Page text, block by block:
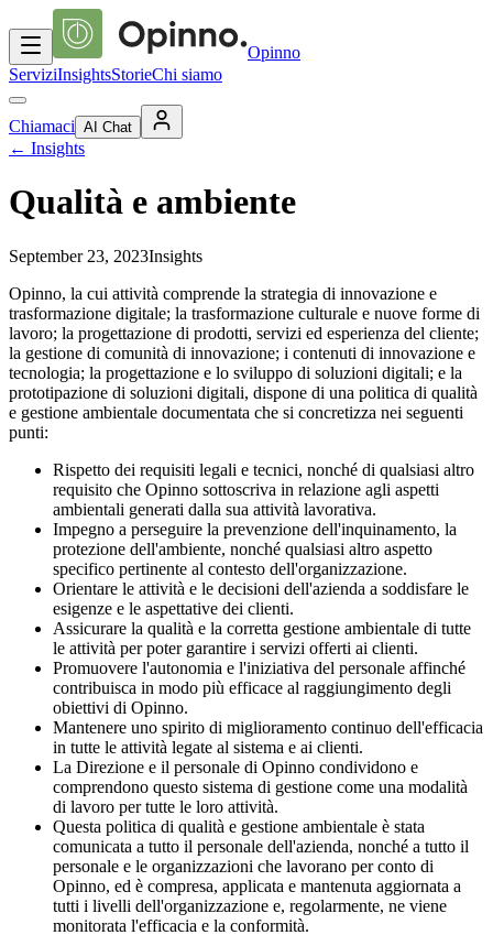
Opinno
ServiziInsightsStorieChi siamo
Chiamaci AI Chat
← Insights
Qualità e ambiente
September 23, 2023Insights
Opinno, la cui attività comprende la strategia di innovazione e
trasformazione digitale; la trasformazione culturale e nuove forme di
lavoro; la progettazione di prodotti, servizi ed esperienza del cliente;
la gestione di comunità di innovazione; i contenuti di innovazione e
tecnologia; la progettazione e lo sviluppo di soluzioni digitali; e la
prototipazione di soluzioni digitali, dispone di una politica di qualità
e gestione ambientale documentata che si concretizza nei seguenti
punti:
Rispetto dei requisiti legali e tecnici, nonché di qualsiasi altro
requisito che Opinno sottoscriva in relazione agli aspetti
ambientali generati dalla sua attività lavorativa.
Impegno a perseguire la prevenzione dell'inquinamento, la
protezione dell'ambiente, nonché qualsiasi altro aspetto
specifico pertinente al contesto dell'organizzazione.
Orientare le attività e le decisioni dell'azienda a soddisfare le
esigenze e le aspettative dei clienti.
Assicurare la qualità e la corretta gestione ambientale di tutte
le attività per poter garantire i servizi offerti ai clienti.
Promuovere l'autonomia e l'iniziativa del personale affinché
contribuisca in modo più efficace al raggiungimento degli
obiettivi di Opinno.
Mantenere uno spirito di miglioramento continuo dell'efficacia
in tutte le attività legate al sistema e ai clienti.
La Direzione e il personale di Opinno condividono e
comprendono questo sistema di gestione come una modalità
di lavoro per tutte le loro attività.
Questa politica di qualità e gestione ambientale è stata
comunicata a tutto il personale dell'azienda, nonché a tutto il
personale e le organizzazioni che lavorano per conto di
Opinno, ed è compresa, applicata e mantenuta aggiornata a
tutti i livelli dell'organizzazione e, regolarmente, ne viene
monitorata l'efficacia e la conformità.